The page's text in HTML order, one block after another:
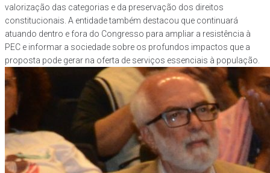
valorização das categorias e da preservação dos direitos
constitucionais. A entidade também destacou que continuará
atuando dentro e fora do Congresso para ampliar a resistência à
PEC e informar a sociedade sobre os profundos impactos que a
proposta pode gerar na oferta de serviços essenciais à população.